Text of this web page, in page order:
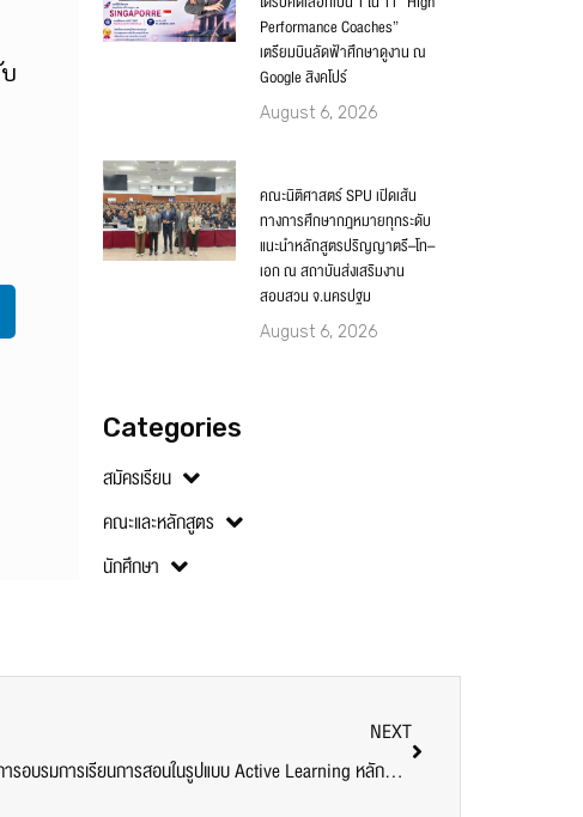
Performance Coaches”
เตรียมบินลัดฟ้าศึกษาดูงาน ณ
Google สิงคโปร์
August 6, 2026
คณะนิติศาสตร์ SPU เปิดเส้น
ทางการศึกษากฎหมายทุกระดับ
แนะนำหลักสูตรปริญญาตรี–โท–
เอก ณ สถาบันส่งเสริมงาน
สอบสวน จ.นครปฐม
August 6, 2026
Categories
สมัครเรียน
คณะและหลักสูตร
นักศึกษา
NEXT
TLC SPU มอบวุฒิบัตร ผู้เข้าร่วมการอบรมการเรียนการสอนในรูปแบบ Active Learning หลักสูตรนวัตกรรมการสอนและวิทยาการการเรียนรู้ (AIT) รุ่นที่ 2